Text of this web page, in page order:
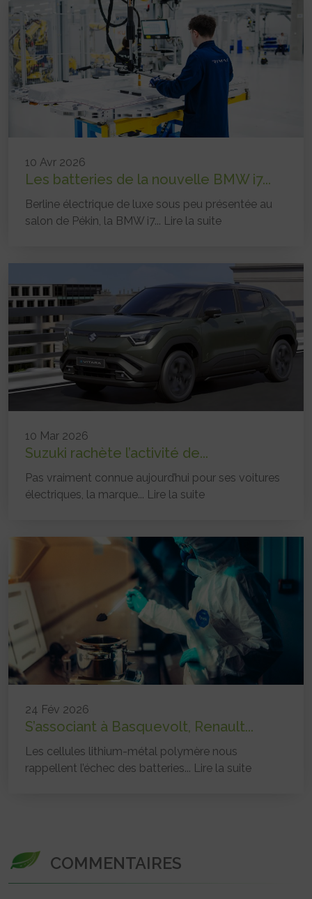
10 Avr 2026
Les batteries de la nouvelle BMW i7...
Berline électrique de luxe sous peu présentée au
salon de Pékin, la BMW i7... Lire la suite
10 Mar 2026
Suzuki rachète l’activité de...
Pas vraiment connue aujourd’hui pour ses voitures
électriques, la marque... Lire la suite
24 Fév 2026
S’associant à Basquevolt, Renault...
Les cellules lithium-métal polymère nous
rappellent l’échec des batteries... Lire la suite
COMMENTAIRES